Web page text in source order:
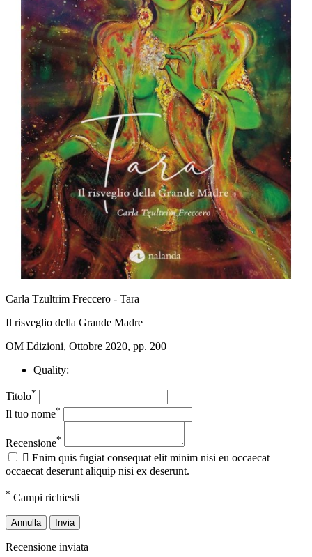
Carla Tzultrim Freccero - Tara
Il risveglio della Grande Madre
OM Edizioni, Ottobre 2020, pp. 200
Quality:
Titolo*
Il tuo nome*
Recensione*
 Enim quis fugiat consequat elit minim nisi eu occaecat
occaecat deserunt aliquip nisi ex deserunt.
* Campi richiesti
Annulla Invia
Recensione inviata